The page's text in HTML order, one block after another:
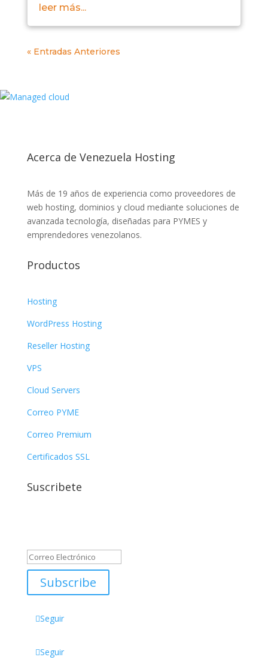
leer más...
« Entradas Anteriores
Acerca de Venezuela Hosting
Más de 19 años de experiencia como proveedores de
web hosting, dominios y cloud mediante soluciones de
avanzada tecnología, diseñadas para PYMES y
emprendedores venezolanos.
Productos
Hosting
WordPress Hosting
Reseller Hosting
VPS
Cloud Servers
Correo PYME
Correo Premium
Certificados SSL
Suscribete
Subscribe
Seguir
Seguir